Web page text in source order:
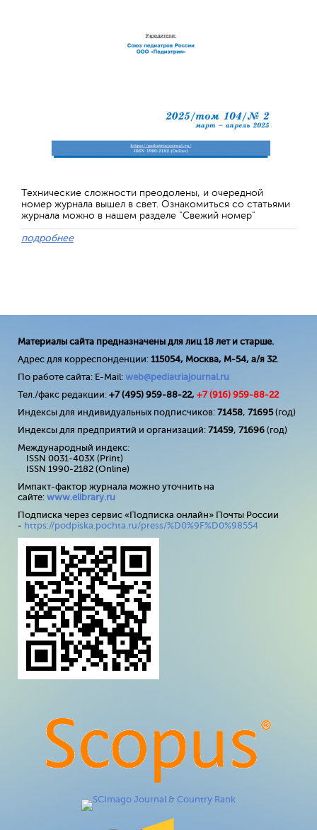
Технические сложности преодолены, и очередной
номер журнала вышел в свет. Ознакомиться со статьями
журнала можно в нашем разделе "Свежий номер"
подробнее
Материалы сайта предназначены для лиц 18 лет и старше.
Адрес для корреспонденции: 115054, Москва, М-54, а/я 32.
По работе сайта: E-Mail: web@pediatriajournal.ru
Тел./факс редакции: +7 (495) 959-88-22, +7 (916) 959-88-22
Индексы для индивидуальных подписчиков: 71458, 71695(год)
Индексы для предприятий и организаций: 71459, 71696 (год)
Международный индекс:
ISSN 0031-403X (Print)
ISSN 1990-2182 (Online)
Импакт-фактор журнала можно уточнить на
сайте: www.elibrary.ru
Подписка через сервис «Подписка онлайн» Почты России
- https://podpiska.pochta.ru/press/%D0%9F%D0%98554